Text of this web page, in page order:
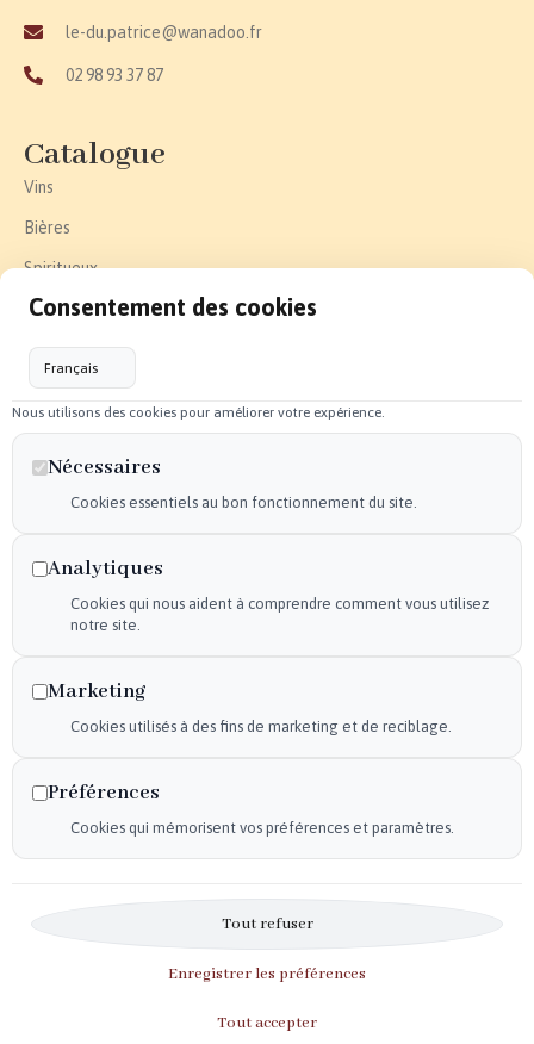
le-du.patrice@wanadoo.fr
02 98 93 37 87
Catalogue
Vins
Bières
Spiritueux
Effervescent
Epicerie fine
Accessoires
Liens utiles
Politique de confidentialité
Mentions légales
Plan du site
Horaires
9h30-12h – 14h30-19h
Le dimanche :
Consentement des cookies
Nous utilisons des cookies pour améliorer votre expérience.
Nécessaires
Cookies essentiels au bon fonctionnement du site.
Analytiques
Cookies qui nous aident à comprendre comment vous utilisez
notre site.
Marketing
Cookies utilisés à des fins de marketing et de reciblage.
Préférences
Cookies qui mémorisent vos préférences et paramètres.
Tout refuser
Enregistrer les préférences
Tout accepter